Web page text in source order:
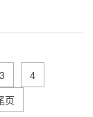
3 4
页